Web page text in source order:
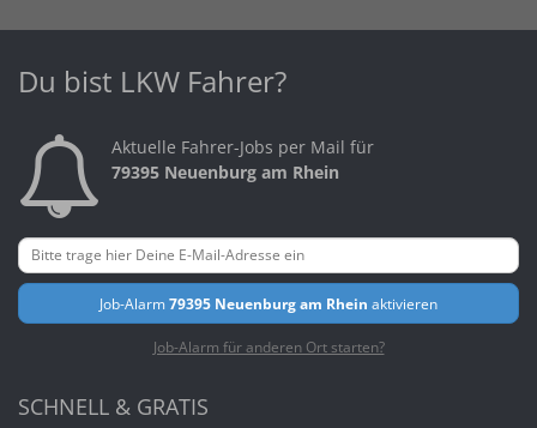
Du bist LKW Fahrer?
Aktuelle Fahrer-Jobs per Mail für
79395 Neuenburg am Rhein
Job-Alarm79395 Neuenburg am Rhein aktivieren
Job-Alarm für anderen Ort starten?
SCHNELL & GRATIS